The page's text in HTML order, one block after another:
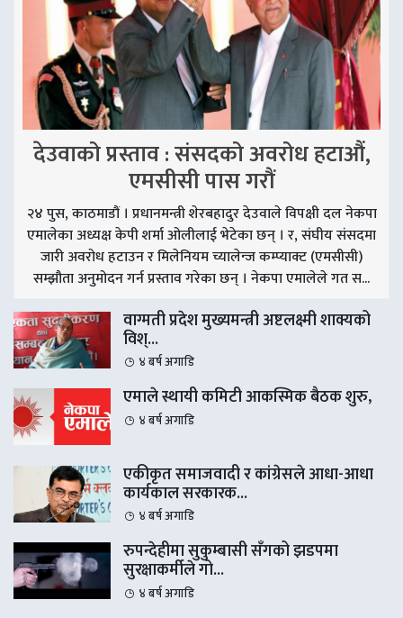
देउवाको प्रस्ताव : संसदको अवरोध हटाऔं,
एमसीसी पास गरौं
२४ पुस, काठमाडौं । प्रधानमन्त्री शेरबहादुर देउवाले विपक्षी दल नेकपा
एमालेका अध्यक्ष केपी शर्मा ओलीलाई भेटेका छन् । र, संघीय संसदमा
जारी अवरोध हटाउन र मिलेनियम च्यालेन्ज कम्प्याक्ट (एमसीसी)
सम्झौता अनुमोदन गर्न प्रस्ताव गरेका छन् । नेकपा एमालेले गत स...
वाग्मती प्रदेश मुख्यमन्त्री अष्टलक्ष्मी शाक्यको
विश्...
४ बर्ष अगाडि
एमाले स्थायी कमिटी आकस्मिक बैठक शुरु,
४ बर्ष अगाडि
एकीकृत समाजवादी र कांग्रेसले आधा-आधा
कार्यकाल सरकारक...
४ बर्ष अगाडि
रुपन्देहीमा सुकुम्बासी सँगको झडपमा
सुरक्षाकर्मीले गो...
४ बर्ष अगाडि